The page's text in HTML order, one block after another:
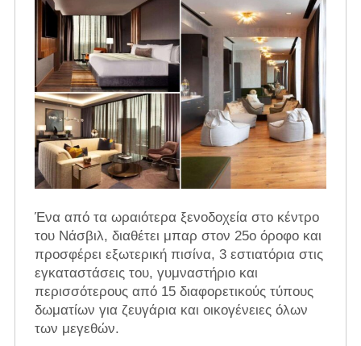
Ένα από τα ωραιότερα ξενοδοχεία στο κέντρο
του Νάσβιλ, διαθέτει μπαρ στον 25ο όροφο και
προσφέρει εξωτερική πισίνα, 3 εστιατόρια στις
εγκαταστάσεις του, γυμναστήριο και
περισσότερους από 15 διαφορετικούς τύπους
δωματίων για ζευγάρια και οικογένειες όλων
των μεγεθών.